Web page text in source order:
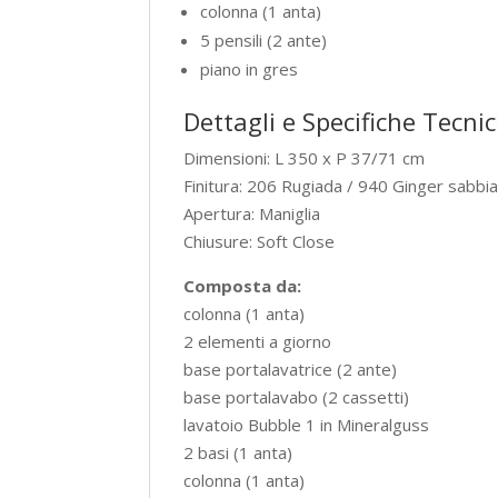
colonna (1 anta)
5 pensili (2 ante)
piano in gres
Dettagli e Specifiche
Dimensioni: L 350 x P 37/71 cm
Finitura: 206 Rugiada / 940 Ginger
Apertura: Maniglia
Chiusure: Soft Close
Composta da:
colonna (1 anta)
2 elementi a giorno
base portalavatrice (2 ante)
base portalavabo (2 cassetti)
lavatoio Bubble 1 in Mineralguss
2 basi (1 anta)
colonna (1 anta)